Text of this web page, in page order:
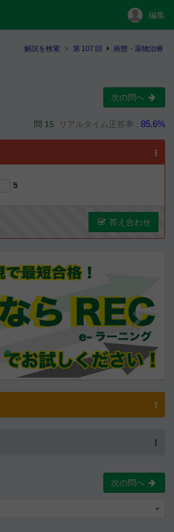
編集
解説を検索 第 107 回 病態・薬物治療
次の問へ
問 15 リアルタイム正答率 : 85.6%
5
答え合わせ
次の問へ